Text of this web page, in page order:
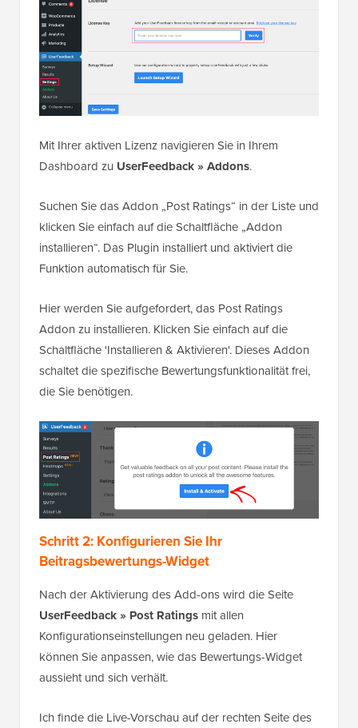
Mit Ihrer aktiven Lizenz navigieren Sie in Ihrem
Dashboard zu UserFeedback » Addons.
Suchen Sie das Addon „Post Ratings“ in der Liste und
klicken Sie einfach auf die Schaltfläche „Addon
installieren“. Das Plugin installiert und aktiviert die
Funktion automatisch für Sie.
Hier werden Sie aufgefordert, das Post Ratings
Addon zu installieren. Klicken Sie einfach auf die
Schaltfläche 'Installieren & Aktivieren'. Dieses Addon
schaltet die spezifische Bewertungsfunktionalität frei,
die Sie benötigen.
Schritt 2: Konfigurieren Sie Ihr
Beitragsbewertungs-Widget
Nach der Aktivierung des Add-ons wird die Seite
UserFeedback » Post Ratings mit allen
Konfigurationseinstellungen neu geladen. Hier
können Sie anpassen, wie das Bewertungs-Widget
aussieht und sich verhält.
Ich finde die Live-Vorschau auf der rechten Seite des